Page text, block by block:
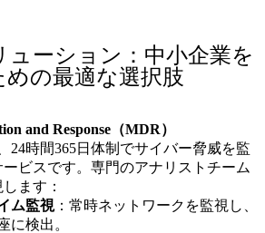
ューション：中小企業を
めの最適な選択肢
and Response（MDR）
24時間365日体制でサイバー脅威を監
ビスです。専門のアナリストチーム
ます：
ム監視：常時ネットワークを監視し、
に検出。